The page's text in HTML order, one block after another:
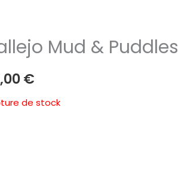
Mud & Puddles
€
de stock